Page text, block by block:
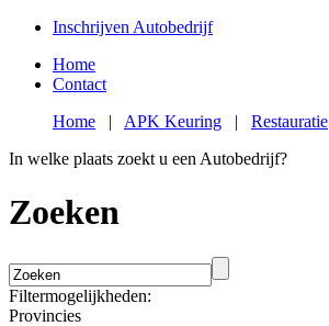
Inschrijven Autobedrijf
Home
Contact
Home | APK Keuring | Restauratie
In welke plaats zoekt u een Autobedrijf?
Zoeken
Filtermogelijkheden:
Provincies